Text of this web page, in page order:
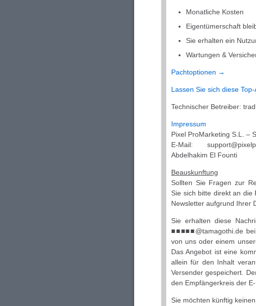
Monatliche Kosten
Eigentümerschaft
Sie erhalten ein
Wartungen &
Pachtoptionen →
Lassen Sie sich diese
Technischer Betreiber:
Impressum
Pixel ProMarketing S.L. –
E-Mail:
Abdelhakim El Founti
Beauskunftung
Sollten Sie Fragen zur
Sie sich bitte direkt an die
Newsletter aufgrund Ihrer
Sie erhalten diese
■■■■■@tamagothi.de
von uns oder einem
Das Angebot ist eine
allein für den Inhalt
Versender gespeichert.
den Empfängerkreis der
Sie möchten künftig